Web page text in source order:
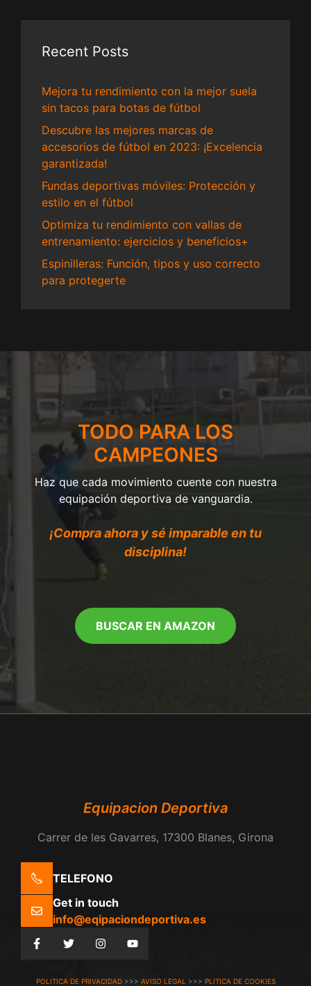
Recent Posts
Mejora tu rendimiento con la mejor suela
sin tacos para botas de fútbol
Descubre las mejores marcas de
accesorios de fútbol en 2023: ¡Excelencia
garantizada!
Fundas deportivas móviles: Protección y
estilo en el fútbol
Optimiza tu rendimiento con vallas de
entrenamiento: ejercicios y beneficios+
Espinilleras: Función, tipos y uso correcto
para protegerte
TODO PARA LOS
CAMPEONES
Haz que cada movimiento cuente con nuestra
equipación deportiva de vanguardia.
¡Compra ahora y sé imparable en tu
disciplina!
BUSCAR EN AMAZON
Equipacion Deportiva
Carrer de les Gavarres, 17300 Blanes, Girona
TELEFONO
Get in touch
info@eqipaciondeportiva.es
POLITICA DE PRIVACIDAD>>> AVISO LEGAL>>> PLITICA DE COOKIES